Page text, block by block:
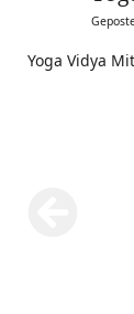
Yoga Vidya